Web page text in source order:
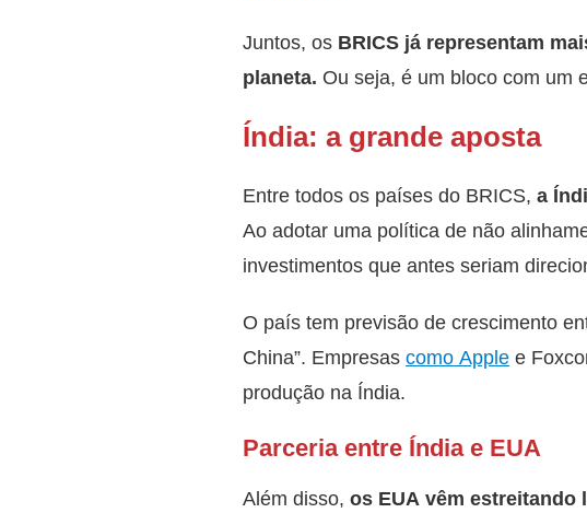
Juntos, os BRICS já representam
planeta. Ou seja, é um bloco com um
Índia: a grande aposta
Entre todos os países do BRICS, a
Ao adotar uma política de não
investimentos que antes seriam
O país tem previsão de crescimento
China”. Empresas como Apple e
produção na Índia.
Parceria entre Índia e EUA
Além disso, os EUA vêm estreitando